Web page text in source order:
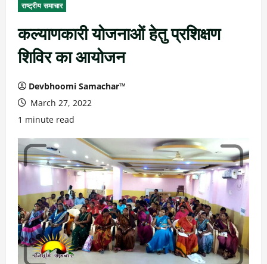
राष्ट्रीय समाचार
कल्याणकारी योजनाओं हेतु प्रशिक्षण
शिविर का आयोजन
Devbhoomi Samachar™
March 27, 2022
1 minute read